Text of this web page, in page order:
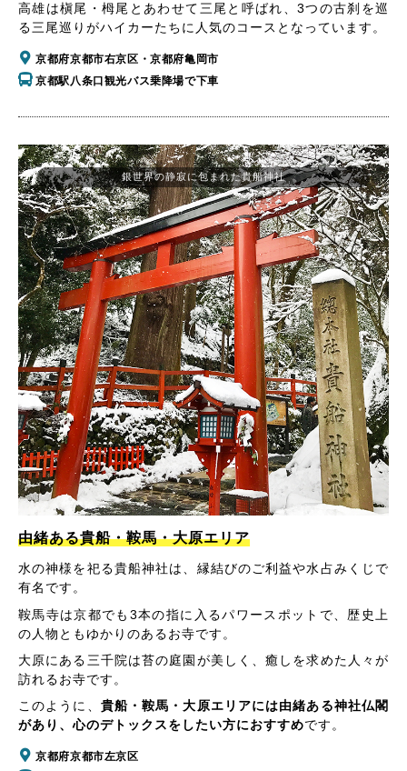
高雄は槇尾・栂尾とあわせて三尾と呼ばれ、3つの古刹を巡
る三尾巡りがハイカーたちに人気のコースとなっています。
京都府京都市右京区・京都府亀岡市
京都駅八条口観光バス乗降場で下車
由緒ある貴船・鞍馬・大原エリア
水の神様を祀る貴船神社は、縁結びのご利益や水占みくじで
有名です。
鞍馬寺は京都でも3本の指に入るパワースポットで、歴史上
の人物ともゆかりのあるお寺です。
大原にある三千院は苔の庭園が美しく、癒しを求めた人々が
訪れるお寺です。
このように、 貴船・鞍馬・大原エリアには由緒ある神社仏閣
があり、心のデトックスをしたい方におすすめです。
京都府京都市左京区
銀世界の静寂に包まれた貴船神社